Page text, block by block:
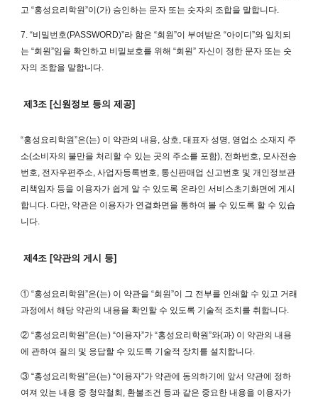
고 “홍성요리학원”이(가) 승인하는 문자 또는 숫자의 조합을 말합니다.
7. “비밀번호(PASSWORD)”라 함은 “회원”이 부여받은 “아이디”와 일치되
는 “회원”임을 확인하고 비밀보호를 위해 “회원” 자신이 정한 문자 또는 숫
자의 조합을 말합니다.
제3조 [신원정보 등의 제공]
“홍성요리학원”은(는) 이 약관의 내용, 상호, 대표자 성명, 영업소 소재지 주
소(소비자의 불만을 처리할 수 있는 곳의 주소를 포함), 전화번호, 모사전송
번호, 전자우편주소, 사업자등록번호, 통신판매업 신고번호 및 개인정보관
리책임자 등을 이용자가 쉽게 알 수 있도록 온라인 서비스초기화면에 게시
합니다. 다만, 약관은 이용자가 연결화면을 통하여 볼 수 있도록 할 수 있습
니다.
제4조 [약관의 게시 등]
① “홍성요리학원”은(는) 이 약관을 “회원”이 그 전부를 인쇄할 수 있고 거래
과정에서 해당 약관의 내용을 확인할 수 있도록 기술적 조치를 취합니다.
② “홍성요리학원”은(는) “이용자”가 “홍성요리학원”와(과) 이 약관의 내용
에 관하여 질의 및 응답할 수 있도록 기술적 장치를 설치합니다.
③ “홍성요리학원”은(는) “이용자”가 약관에 동의하기에 앞서 약관에 정하
여져 있는 내용 중 청약철회, 환불조건 등과 같은 중요한 내용을 이용자가